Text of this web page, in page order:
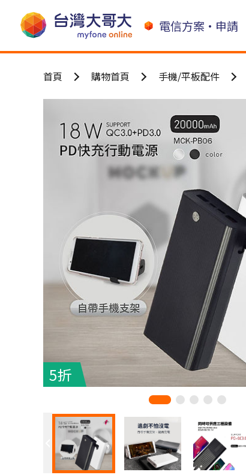
電信方案•申請
首頁 購物首頁 手機/平板配件
5折